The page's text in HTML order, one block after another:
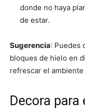
donde no haya
de estar.
Sugerencia: Puedes
bloques de hielo en
refrescar el
Decora para